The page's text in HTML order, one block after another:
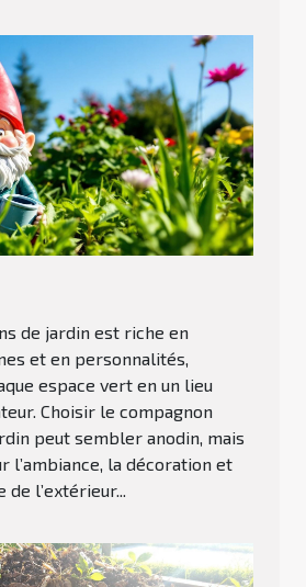
de jardin est riche en
et en personnalités,
espace vert en un lieu
Choisir le compagnon
peut sembler anodin, mais
l’ambiance, la décoration et
de l’extérieur...